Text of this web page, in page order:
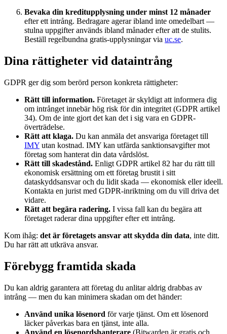
Bevaka din kreditupplysning under minst 12 månader
efter ett intrång. Bedragare agerar ibland inte omedelbart —
stulna uppgifter används ibland månader efter att de stulits.
Beställ regelbundna gratis-upplysningar via uc.se.
Dina rättigheter vid dataintrång
GDPR ger dig som berörd person konkreta rättigheter:
Rätt till information. Företaget är skyldigt att informera dig
om intrånget innebär hög risk för din integritet (GDPR artikel
34). Om de inte gjort det kan det i sig vara en GDPR-
överträdelse.
Rätt att klaga. Du kan anmäla det ansvariga företaget till
IMY utan kostnad. IMY kan utfärda sanktionsavgifter mot
företag som hanterat din data vårdslöst.
Rätt till skadestånd. Enligt GDPR artikel 82 har du rätt till
ekonomisk ersättning om ett företag brustit i sitt
dataskyddsansvar och du lidit skada — ekonomisk eller ideell.
Kontakta en jurist med GDPR-inriktning om du vill driva det
vidare.
Rätt att begära radering. I vissa fall kan du begära att
företaget raderar dina uppgifter efter ett intrång.
Kom ihåg: det är företagets ansvar att skydda din data, inte ditt.
Du har rätt att utkräva ansvar.
Förebygg framtida skada
Du kan aldrig garantera att företag du anlitar aldrig drabbas av
intrång — men du kan minimera skadan om det händer:
Använd unika lösenord för varje tjänst. Om ett lösenord
läcker påverkas bara en tjänst, inte alla.
Använd en lösenordshanterare (Bitwarden är gratis och